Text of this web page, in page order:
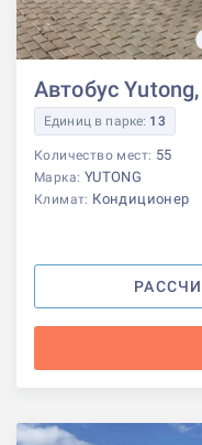
Автобус
Единиц в парке: 13
Количество мест: 55
Марка: YUTONG
Климат: Кондиционер